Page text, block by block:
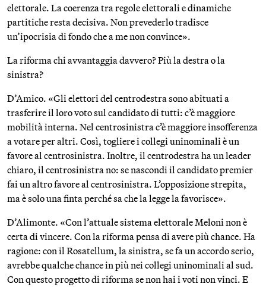
elettorale. La coerenza tra regole elettorali e dinamiche
partitiche resta decisiva. Non prevederlo tradisce
un’ipocrisia di fondo che a me non convince».
La riforma chi avvantaggia davvero? Più la destra o la
sinistra?
D’Amico. «Gli elettori del centrodestra sono abituati a
trasferire il loro voto sul candidato di tutti: c’è maggiore
mobilità interna. Nel centrosinistra c’è maggiore insofferenza
a votare per altri. Così, togliere i collegi uninominali è un
favore al centrosinistra. Inoltre, il centrodestra ha un leader
chiaro, il centrosinistra no: se nascondi il candidato premier
fai un altro favore al centrosinistra. L’opposizione strepita,
ma è solo una finta perché sa che la legge la favorisce».
D’Alimonte. «Con l’attuale sistema elettorale Meloni non è
certa di vincere. Con la riforma pensa di avere più chance. Ha
ragione: con il Rosatellum, la sinistra, se fa un accordo serio,
avrebbe qualche chance in più nei collegi uninominali al sud.
Con questo progetto di riforma se non hai i voti non vinci. E